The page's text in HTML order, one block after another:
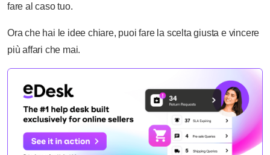
fare al caso tuo.
Ora che hai le idee chiare, puoi fare la scelta giusta e vincere
più affari che mai.